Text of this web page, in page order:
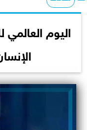
اليوم العالمي